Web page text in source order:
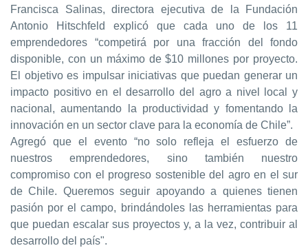
Francisca Salinas, directora ejecutiva de la Fundación
Antonio Hitschfeld explicó que cada uno de los 11
emprendedores “competirá por una fracción del fondo
disponible, con un máximo de $10 millones por proyecto.
El objetivo es impulsar iniciativas que puedan generar un
impacto positivo en el desarrollo del agro a nivel local y
nacional, aumentando la productividad y fomentando la
innovación en un sector clave para la economía de Chile”.
Agregó que el evento “no solo refleja el esfuerzo de
nuestros emprendedores, sino también nuestro
compromiso con el progreso sostenible del agro en el sur
de Chile. Queremos seguir apoyando a quienes tienen
pasión por el campo, brindándoles las herramientas para
que puedan escalar sus proyectos y, a la vez, contribuir al
desarrollo del país".